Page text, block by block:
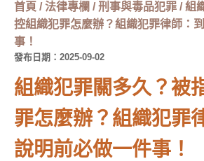
首頁 /法律專欄 /刑事與毒品犯罪 /組
控組織犯罪怎麼辦？組織犯罪律師：
事！
發布日期：2025-09-02
組織犯罪關多久？被
罪怎麼辦？組織犯罪
說明前必做一件事！